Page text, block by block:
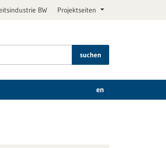
BW Projektseiten
suchen
en